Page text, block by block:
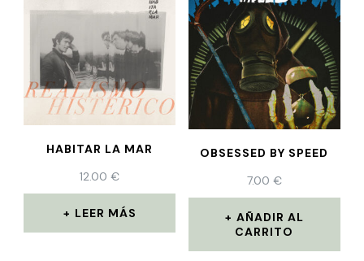
HABITAR LA MAR
12.00€
LEER MÁS
OBSESSED BY SPEED
7.00 €
AÑADIR AL
CARRITO